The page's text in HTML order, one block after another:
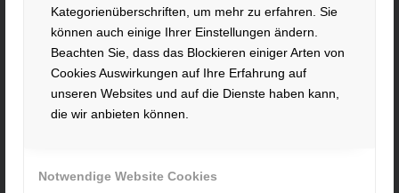
Kategorienüberschriften, um mehr zu erfahren. Sie
können auch einige Ihrer Einstellungen ändern.
Beachten Sie, dass das Blockieren einiger Arten von
Cookies Auswirkungen auf Ihre Erfahrung auf
unseren Websites und auf die Dienste haben kann,
die wir anbieten können.
Notwendige Website Cookies
KONTAKT
Hacker Feinmechanik GmbH
Im Polder 2 / Neuhausen